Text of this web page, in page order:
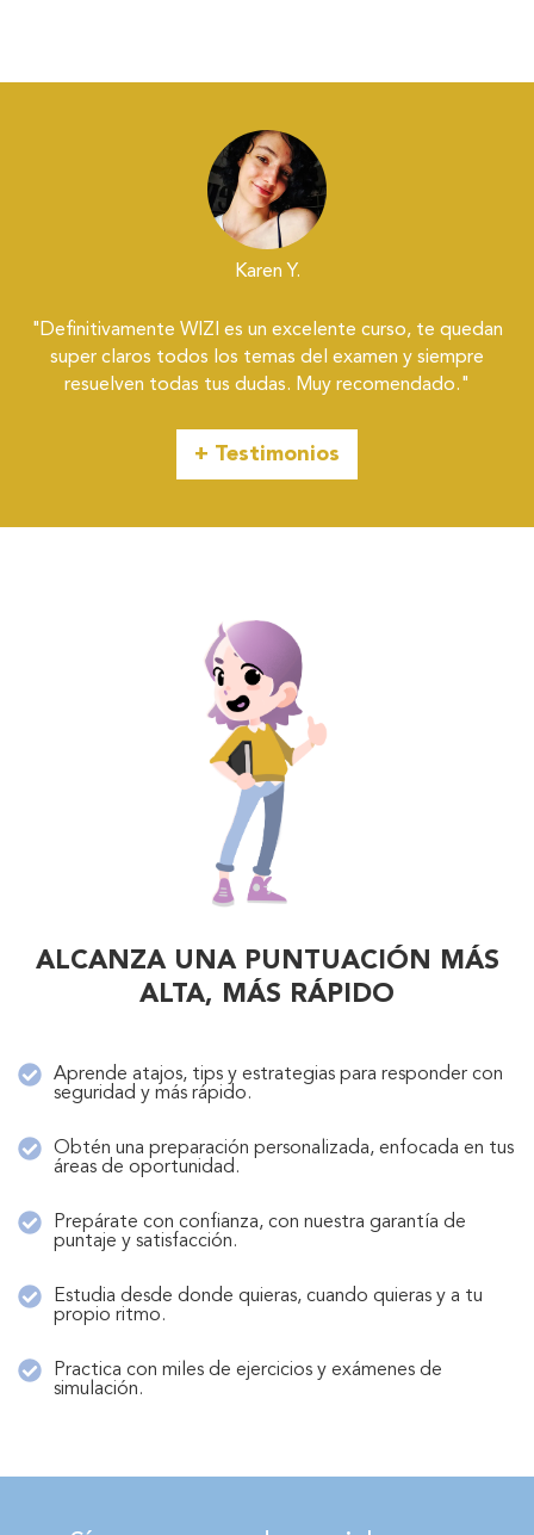
Karen Y.
"Definitivamente WIZI es un excelente curso, te quedan
super claros todos los temas del examen y siempre
resuelven todas tus dudas. Muy recomendado."
+ Testimonios
ALCANZA UNA PUNTUACIÓN MÁS
ALTA, MÁS RÁPIDO
Aprende atajos, tips y estrategias para responder con
seguridad y más rápido.
Obtén una preparación personalizada, enfocada en tus
áreas de oportunidad.
Prepárate con confianza, con nuestra garantía de
puntaje y satisfacción.
Estudia desde donde quieras, cuando quieras y a tu
propio ritmo.
Practica con miles de ejercicios y exámenes de
simulación.